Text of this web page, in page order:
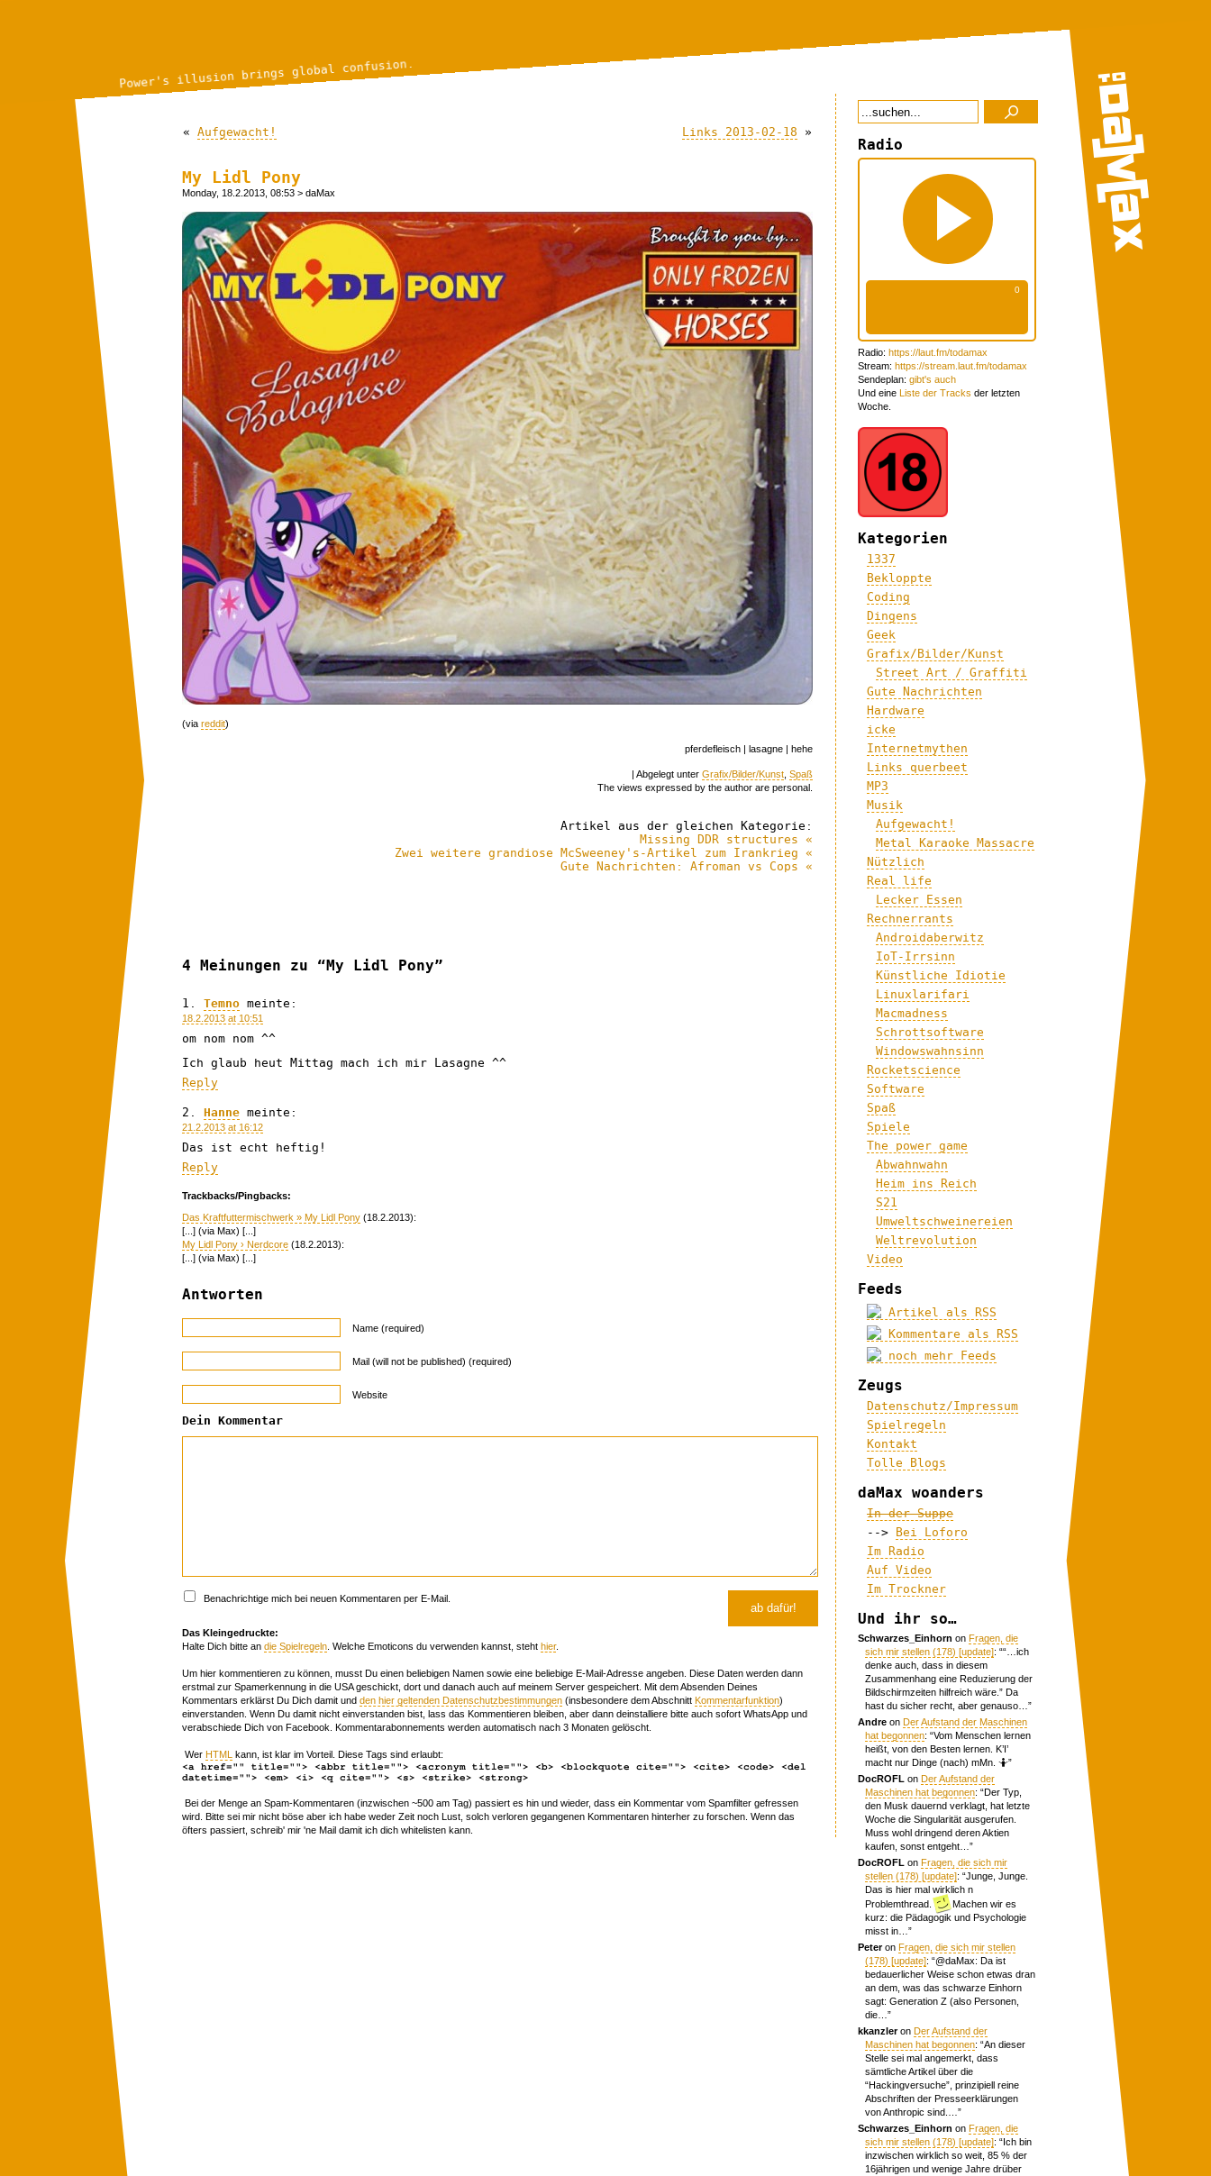
Power's illusion brings global confusion.
« Aufgewacht! Links 2013-02-18 »
My Lidl Pony
Monday, 18.2.2013, 08:53 > daMax
(via reddit)
pferdefleisch | lasagne | hehe
| Abgelegt unter Grafix/Bilder/Kunst Spaß
The views expressed by the author are personal.
Artikel aus der gleichen Kategorie:
Missing DDR structures «
Zwei weitere grandiose McSweeney's-Artikel zum Irankrieg «
Gute Nachrichten: Afroman vs Cops «
4 Meinungen zu “My Lidl Pony”
Temno meinte:
18.2.2013 at 10:51
om nom nom ^^
Ich glaub heut Mittag mach ich mir Lasagne ^^
Reply
Hanne meinte:
21.2.2013 at 16:12
Das ist echt heftig!
Reply
Trackbacks/Pingbacks:
Das Kraftfuttermischwerk » My Lidl Pony (18.2.2013):
[...] (via Max) [...]
My Lidl Pony › Nerdcore (18.2.2013):
[...] (via Max) [...]
Antworten
Name (required)
Mail (will not be published) (required)
Website
Dein Kommentar
Benachrichtige mich bei neuen Kommentaren per E-Mail.
Das Kleingedruckte:
Halte Dich bitte an die Spielregeln . Welche Emoticons du verwenden kannst, steht hier.
Um hier kommentieren zu können, musst Du einen beliebigen Namen sowie eine beliebige E-Mail-Adresse angeben. Diese Daten werden dann
erstmal zur Spamerkennung in die USA geschickt, dort und danach auch auf meinem Server gespeichert. Mit dem Absenden Deines
Kommentars erklärst Du Dich damit und den hier geltenden Datenschutzbestimmungen (insbesondere dem Abschnitt Kommentarfunktion)
einverstanden. Wenn Du damit nicht einverstanden bist, lass das Kommentieren bleiben, aber dann deinstalliere bitte auch sofort WhatsApp und
verabschiede Dich von Facebook. Kommentarabonnements werden automatisch nach 3 Monaten gelöscht.
Wer HTML kann, ist klar im Vorteil. Diese Tags sind erlaubt:
<a href="" title=""> <abbr title=""> <acronym title=""> <b> <blockquote cite=""> <cite> <code> <del
datetime=""> <em> <i> <q cite=""> <s> <strike> <strong>
Bei der Menge an Spam-Kommentaren (inzwischen ~500 am Tag) passiert es hin und wieder, dass ein Kommentar vom Spamfilter gefressen
wird. Bitte sei mir nicht böse aber ich habe weder Zeit noch Lust, solch verloren gegangenen Kommentaren hinterher zu forschen. Wenn das
öfters passiert, schreib' mir 'ne Mail damit ich dich whitelisten kann.
Radio
Radio: https://laut.fm/todamax
Stream: https://stream.laut.fm/todamax
Sendeplan: gibt's auch
Und eine Liste der Tracks der letzten
Woche.
Kategorien
1337
Bekloppte
Coding
Dingens
Geek
Grafix/Bilder/Kunst
Street Art / Graffiti
Gute Nachrichten
Hardware
icke
Internetmythen
Links querbeet
MP3
Musik
Aufgewacht!
Metal Karaoke Massacre
Nützlich
Real life
Lecker Essen
Rechnerrants
Androidaberwitz
IoT-Irrsinn
Künstliche Idiotie
Linuxlarifari
Macmadness
Schrottsoftware
Windowswahnsinn
Rocketscience
Software
Spaß
Spiele
The power game
Abwahnwahn
Heim ins Reich
S21
Umweltschweinereien
Weltrevolution
Video
Feeds
Artikel als RSS
Kommentare als RSS
noch mehr Feeds
Zeugs
Datenschutz/Impressum
Spielregeln
Kontakt
Tolle Blogs
daMax woanders
In der Suppe
-->
Bei Loforo
Im Radio
Auf Video
Im Trockner
Und ihr so…
Schwarzes_Einhorn onFragen, die
sich mir stellen (178) [update]: ““…ich
denke auch, dass in diesem
Zusammenhang eine Reduzierung der
Bildschirmzeiten hilfreich wäre.” Da
hast du sicher recht, aber genauso… ”
Andre onDer Aufstand der Maschinen
hat begonnen: “Vom Menschen lernen
heißt, von den Besten lernen. K’I’
macht nur Dinge (nach) mMn. 🤷”
DocROFL onDer Aufstand der
Maschinen hat begonnen: “Der Typ,
den Musk dauernd verklagt, hat letzte
Woche die Singularität ausgerufen.
Muss wohl dringend deren Aktien
kaufen, sonst entgeht… ”
DocROFL onFragen, die sich mir
stellen (178) [update]: “Junge, Junge.
Das is hier mal wirklich n
Problemthread.
Machen wir es
kurz: die Pädagogik und Psychologie
misst in… ”
PeteronFragen, die sich mir stellen
(178) [update]: “@daMax: Da ist
bedauerlicher Weise schon etwas dran
an dem, was das schwarze Einhorn
sagt: Generation Z (also Personen,
die… ”
kkanzleronDer Aufstand der
Maschinen hat begonnen: “An dieser
Stelle sei mal angemerkt, dass
sämtliche Artikel über die
“Hackingversuche”, prinzipiell reine
Abschriften der Presseerklärungen
von Anthropic sind.… ”
Schwarzes_Einhorn onFragen, die
sich mir stellen (178) [update]: “Ich bin
inzwischen wirklich so weit, 85 % der
16jährigen und wenige Jahre drüber